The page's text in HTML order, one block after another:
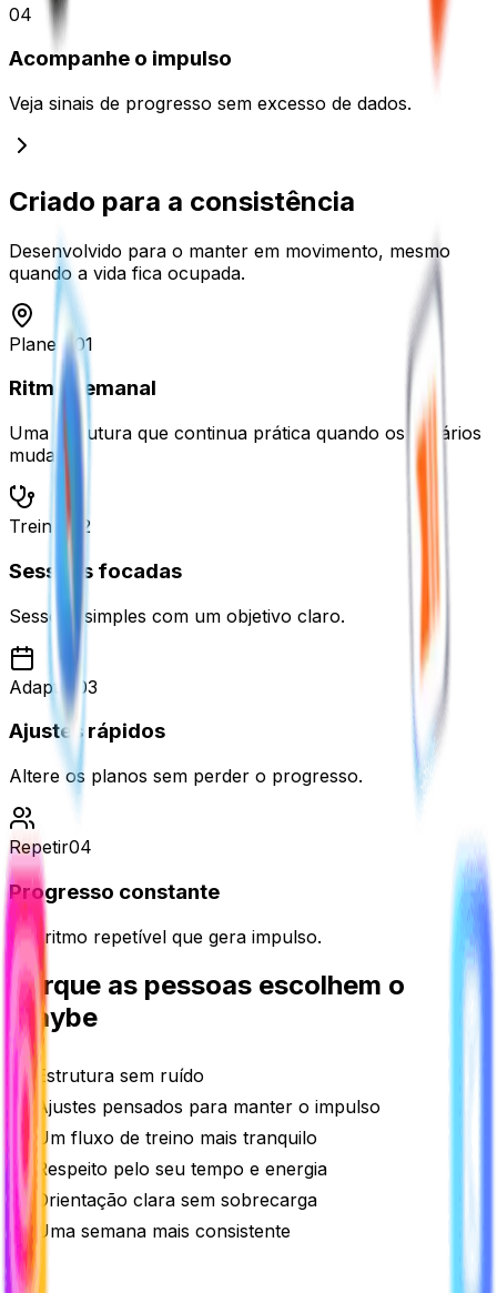
04
Acompanhe o impulso
Veja sinais de progresso sem excesso de dados.
Criado para a consistência
Desenvolvido para o manter em movimento, mesmo
quando a vida fica ocupada.
Planear01
Ritmo semanal
Uma estrutura que continua prática quando os horários
mudam.
Treinar0 2
Sessões focadas
Sessões simples com um objetivo claro.
Adaptar03
Ajustes rápidos
Altere os planos sem perder o progresso.
Repetir04
Progresso constante
Um ritmo repetível que gera impulso.
Porque as pessoas escolhem o
Maybe
Estrutura sem ruído
Ajustes pensados para manter o impulso
Um fluxo de treino mais tranquilo
Respeito pelo seu tempo e energia
Orientação clara sem sobrecarga
Uma semana mais consistente